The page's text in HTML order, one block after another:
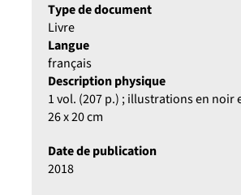
Type de document
Livre
Langue
français
Description physique
1 vol. (207 p.) ; illustrations en noir
26 x 20 cm
Date de publication
2018